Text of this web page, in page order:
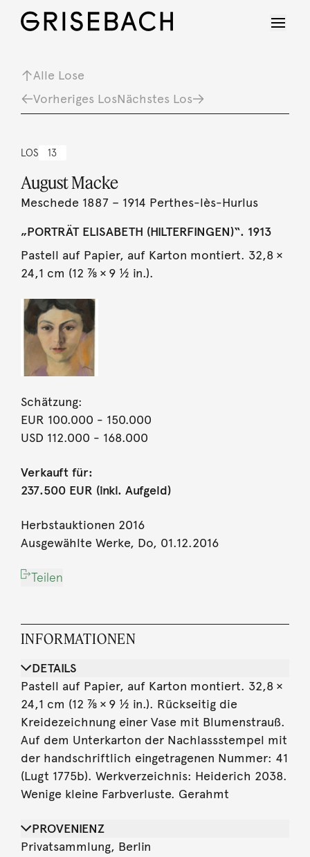
Alle Lose
Vorheriges LosNächstes Los
LOS 13
August Macke
Meschede 1887 – 1914 Perthes-lès-Hurlus
„PORTRÄT ELISABETH (HILTERFINGEN)“. 1913
Pastell auf Papier, auf Karton montiert. 32,8 ×
24,1 cm (12 ⅞ × 9 ½ in.).
Schätzung:
EUR 100.000 - 150.000
USD 112.000 - 168.000
Verkauft für:
237.500 EUR (inkl. Aufgeld)
Herbstauktionen 2016
Ausgewählte Werke, Do, 01.12.2016
Teilen
INFORMATIONEN
DETAILS
Pastell auf Papier, auf Karton montiert. 32,8 ×
24,1 cm (12 ⅞ × 9 ½ in.). Rückseitig die
Kreidezeichnung einer Vase mit Blumenstrauß.
Auf dem Unterkarton der Nachlassstempel mit
der handschriftlich eingetragenen Nummer: 41
(Lugt 1775b). Werkverzeichnis: Heiderich 2038.
Wenige kleine Farbverluste. Gerahmt
PROVENIENZ
Privatsammlung, Berlin